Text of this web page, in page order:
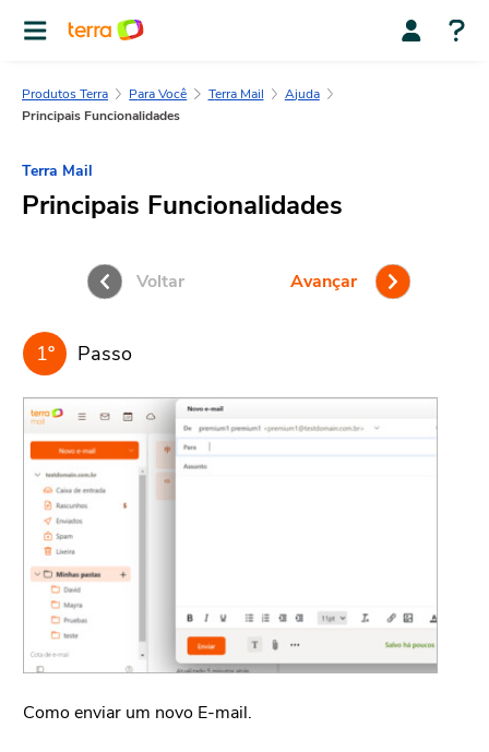
Produtos Terra Para Você Terra Mail
Ajuda
Principais Funcionalidades
Terra Mail
Principais Funcionalidades
Voltar Avançar
1º Passo
Como enviar um novo E-mail.